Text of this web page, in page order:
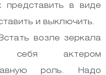
представить в виде
и выключить.
возле зеркала
себя актером
роль. Надо